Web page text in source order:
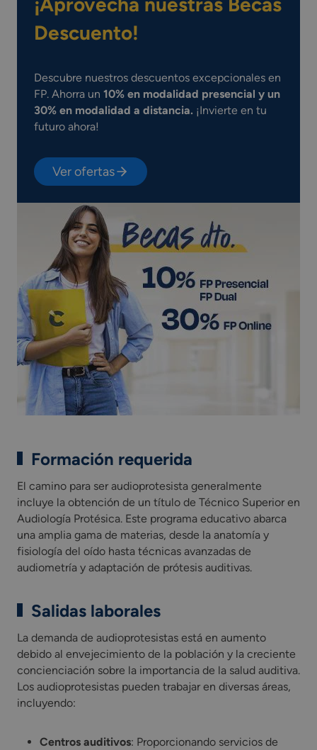
Descuento!
Descubre nuestros descuentos excepcionales en
FP. Ahorra un 10% en modalidad presencial y un
30% en modalidad a distancia. ¡Invierte en tu
futuro ahora!
Ver ofertas
Formación requerida
El camino para ser audioprotesista generalmente
incluye la obtención de un título de Técnico Superior en
Audiología Protésica. Este programa educativo abarca
una amplia gama de materias, desde la anatomía y
fisiología del oído hasta técnicas avanzadas de
audiometría y adaptación de prótesis auditivas.
Salidas laborales
La demanda de audioprotesistas está en aumento
debido al envejecimiento de la población y la creciente
concienciación sobre la importancia de la salud auditiva.
Los audioprotesistas pueden trabajar en diversas áreas,
incluyendo:
Centros auditivos: Proporcionando servicios de